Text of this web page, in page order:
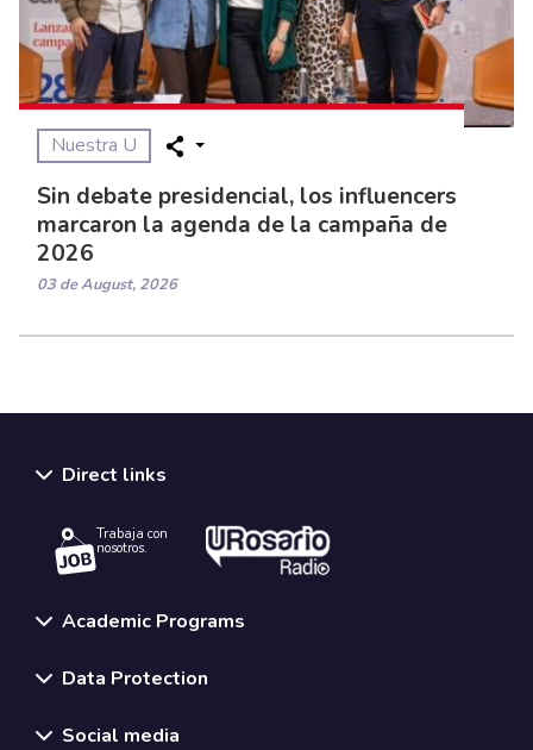
Nuestra U
Sin debate presidencial, los influencers
marcaron la agenda de la campaña de
2026
03 de August, 2026
Direct links
Trabaja con
nosotros.
Academic Programs
Data Protection
Social media